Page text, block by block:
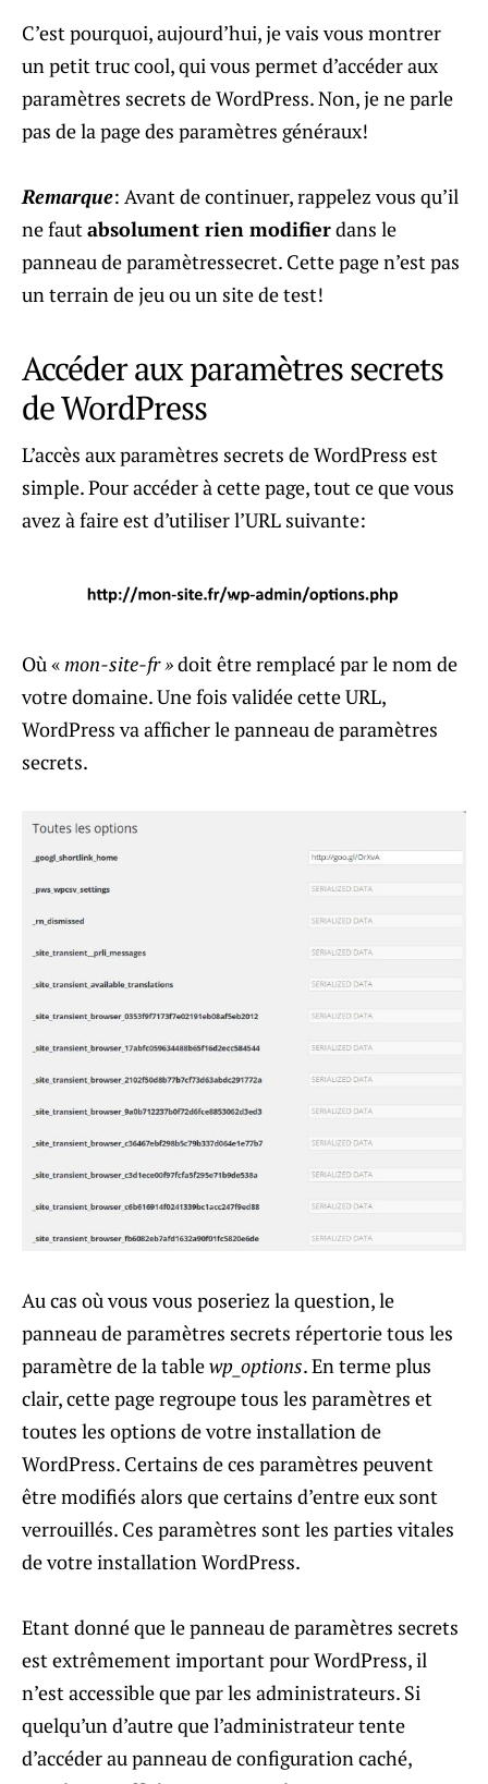
C’est pourquoi, aujourd’hui, je vais vous montrer
un petit truc cool, qui vous permet d’accéder aux
paramètres secrets de WordPress. Non, je ne parle
pas de la page des paramètres généraux!
Remarque: Avant de continuer, rappelez vous qu’il
ne fautabsolument rien modifierdans le
panneau de paramètressecret. Cette page n’est pas
un terrain de jeu ou un site de test!
Accéder aux paramètres secrets
de WordPress
L’accès aux paramètres secrets de WordPress est
simple. Pour accéder à cette page, tout ce que vous
avez à faire est d’utiliser l’URL suivante:
Où «mon-site-fr »doit être remplacé par le nom de
votre domaine. Une fois validée cette URL,
WordPress va afficher le panneau de paramètres
secrets.
Au cas où vous vous poseriez la question, le
panneau de paramètres secrets répertorie tous les
paramètre de la tablewp_options. En terme plus
clair, cette page regroupe tous les paramètres et
toutes les options de votre installation de
WordPress. Certains de ces paramètres peuvent
être modifiés alors que certains d’entre eux sont
verrouillés. Ces paramètres sont les parties vitales
de votre installation WordPress.
Etant donné que le panneau de paramètres secrets
est extrêmement important pour WordPress, il
n’est accessible que par les administrateurs. Si
quelqu’un d’autre que l’administrateur tente
d’accéder au panneau de configuration caché,